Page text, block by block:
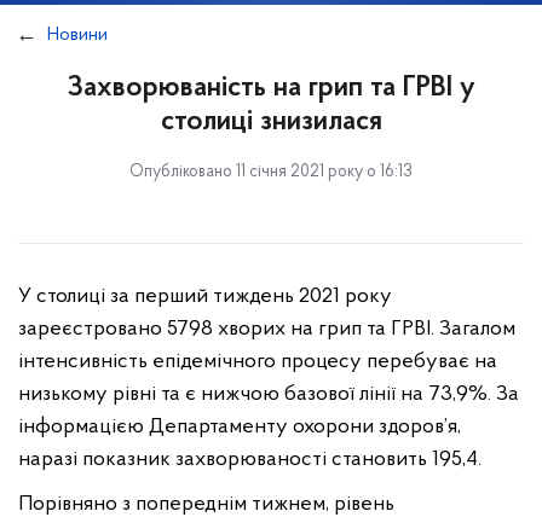
Новини
Захворюваність на грип та ГРВІ у
столиці знизилася
Опубліковано 11 січня 2021 року о 16:13
У столиці за перший тиждень 2021 року
зареєстровано 5798 хворих на грип та ГРВІ. Загалом
інтенсивність епідемічного процесу перебуває на
низькому рівні та є нижчою базової лінії на 73,9%. За
інформацією Департаменту охорони здоров’я,
наразі показник захворюваності становить 195,4.
Порівняно з попереднім тижнем, рівень